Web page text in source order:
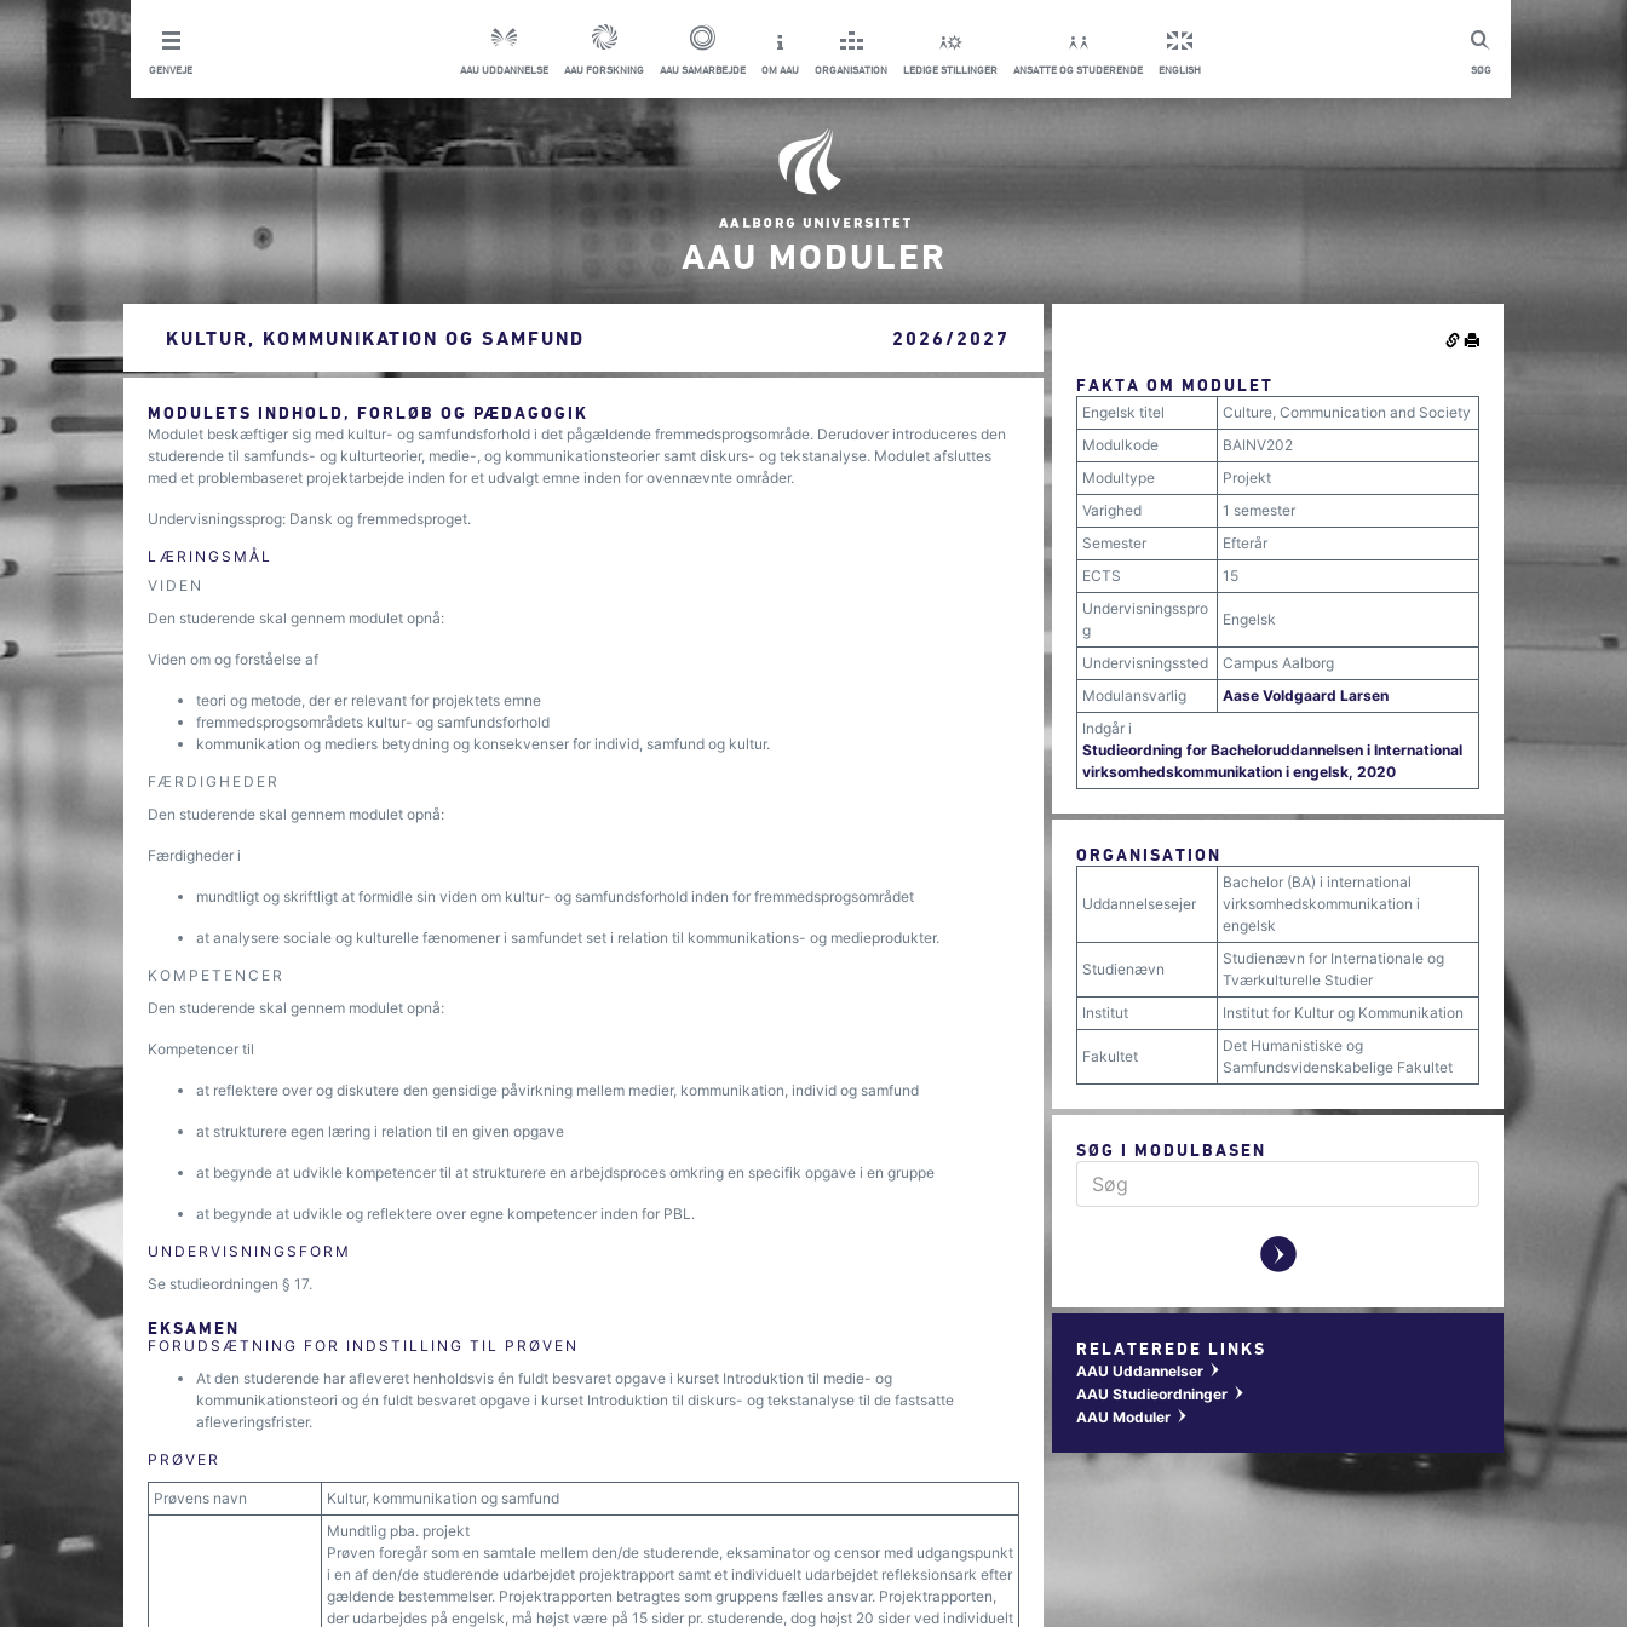
SØG
GENVEJE AAU UDDANNELSE AAU FORSKNING AAU SAMARBEJDE OM AAU ORGANISATION LEDIGE STILLINGER ANSATTE OG STUDERENDE ENGLISH
AAU MODULER
KULTUR, KOMMUNIKATION OG SAMFUND 2026/2027
MODULETS INDHOLD, FORLØB OG PÆDAGOGIK
Modulet beskæftiger sig med kultur- og samfundsforhold i det pågældende fremmedsprogsområde. Derudover introduceres den
studerende til samfunds- og kulturteorier, medie-, og kommunikationsteorier samt diskurs- og tekstanalyse. Modulet afsluttes
med et problembaseret projektarbejde inden for et udvalgt emne inden for ovennævnte områder.
Undervisningssprog: Dansk og fremmedsproget.
LÆRINGSMÅL
VIDEN
Den studerende skal gennem modulet opnå:
Viden om og forståelse af
teori og metode, der er relevant for projektets emne
fremmedsprogsområdets kultur- og samfundsforhold
kommunikation og mediers betydning og konsekvenser for individ, samfund og kultur.
FÆRDIGHEDER
Den studerende skal gennem modulet opnå:
Færdigheder i
mundtligt og skriftligt at formidle sin viden om kultur- og samfundsforhold inden for fremmedsprogsområdet
at analysere sociale og kulturelle fænomener i samfundet set i relation til kommunikations- og medieprodukter.
KOMPETENCER
Den studerende skal gennem modulet opnå:
Kompetencer til
at reflektere over og diskutere den gensidige påvirkning mellem medier, kommunikation, individ og samfund
at strukturere egen læring i relation til en given opgave
at begynde at udvikle kompetencer til at strukturere en arbejdsproces omkring en specifik opgave i en gruppe
at begynde at udvikle og reflektere over egne kompetencer inden for PBL.
UNDERVISNINGSFORM
Se studieordningen § 17.
EKSAMEN
FORUDSÆTNING FOR INDSTILLING TIL PRØVEN
At den studerende har afleveret henholdsvis én fuldt besvaret opgave i kurset Introduktion til medie- og
kommunikationsteori og én fuldt besvaret opgave i kurset Introduktion til diskurs- og tekstanalyse til de fastsatte
afleveringsfrister.
PRØVER
Prøvens navn
Kultur, kommunikation og samfund
Mundtlig pba. projekt
Prøven foregår som en samtale mellem den/de studerende, eksaminator og censor med udgangspunkt
i en af den/de studerende udarbejdet projektrapport samt et individuelt udarbejdet refleksionsark efter
gældende bestemmelser. Projektrapporten betragtes som gruppens fælles ansvar. Projektrapporten,
der udarbejdes på engelsk, må højst være på 15 sider pr. studerende, dog højst 20 sider ved individuelt
FAKTA OM MODULET
Engelsk titel
Culture, Communication and Society
Modulkode
BAINV202
Modultype
Projekt
Varighed
1 semester
Semester
Efterår
ECTS
15
Undervisningsspro
g
Engelsk
Undervisningssted
Campus Aalborg
Modulansvarlig
Aase Voldgaard Larsen
Indgår i
Studieordning for Bacheloruddannelsen i International
virksomhedskommunikation i engelsk, 2020
ORGANISATION
Uddannelsesejer
Bachelor (BA) i international
virksomhedskommunikation i
engelsk
Studienævn
Studienævn for Internationale og
Tværkulturelle Studier
Institut
Institut for Kultur og Kommunikation
Fakultet
Det Humanistiske og
Samfundsvidenskabelige Fakultet
SØG I MODULBASEN
y
RELATEREDE LINKS
AAU Uddannelser w
AAU Studieordninger w
AAU Moduler w